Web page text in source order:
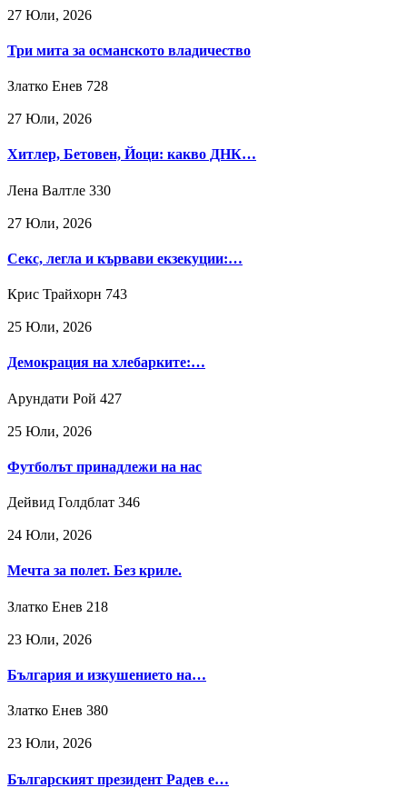
27 Юли, 2026
Три мита за османското владичество
Златко Енев 728
27 Юли, 2026
Хитлер, Бетовен, Йоци: какво ДНК…
Лена Валтле 330
27 Юли, 2026
Секс, легла и кървави екзекуции:…
Крис Трайхорн 743
25 Юли, 2026
Демокрация на хлебарките:…
Арундати Рой 427
25 Юли, 2026
Футболът принадлежи на нас
Дейвид Голдблат 346
24 Юли, 2026
Мечта за полет. Без криле.
Златко Енев 218
23 Юли, 2026
България и изкушението на…
Златко Енев 380
23 Юли, 2026
Българският президент Радев е…